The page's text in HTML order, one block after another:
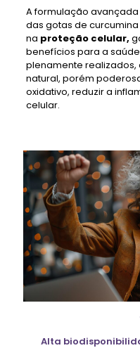
A formulação
das gotas de
na proteção celular,
benefícios para a
plenamente
natural, porém
oxidativo, reduzir a
celular.
Alta